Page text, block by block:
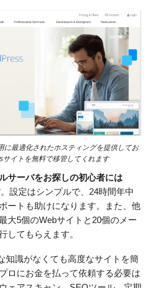
最適化されたホスティングを提供してお
サイトを無料で移管してくれます
サーバをお探しの初心者には
。設定はシンプルで、24時間年中
ートも助けになります。また、他
大5個のWebサイトと20個のメー
してもらえます。
知識がなくても高度なサイトを簡
ロにお金を払って依頼する必要は